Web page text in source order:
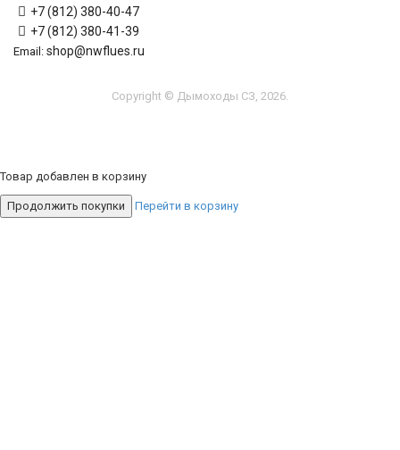
+7 (812) 380-40-47
+7 (812) 380-41-39
Email: shop@nwflues.ru
Copyright © Дымоходы СЗ, 2026.
Товар добавлен в корзину
Продолжить покупки Перейти в корзину